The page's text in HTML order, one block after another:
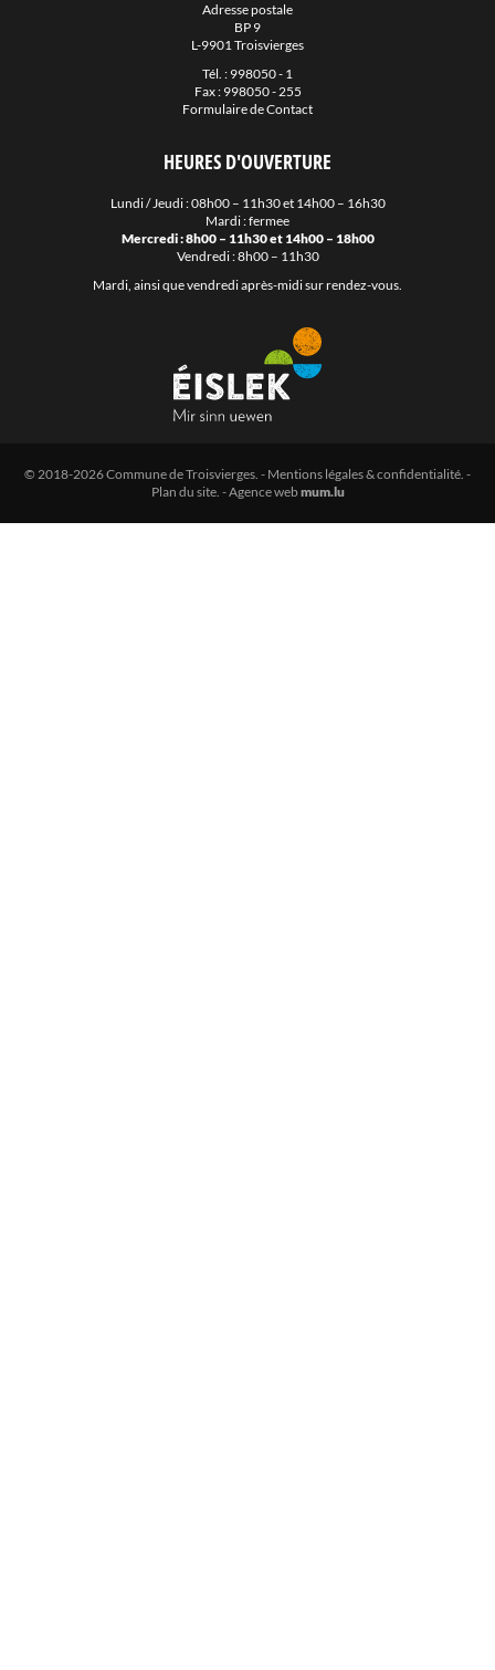
Adresse postale
BP 9
L-9901 Troisvierges
Tél. : 998050 - 1
Fax : 998050 - 255
Formulaire de Contact
HEURES D'OUVERTURE
Lundi / Jeudi : 08h00 – 11h30 et 14h00 – 16h30
Mardi : fermee
Mercredi : 8h00 – 11h30 et 14h00 – 18h00
Vendredi : 8h00 – 11h30
Mardi, ainsi que vendredi après-midi sur rendez-vous.
© 2018-2026 Commune de Troisvierges. - Mentions légales & confidentialité. -
Plan du site. -Agence webmum.lu